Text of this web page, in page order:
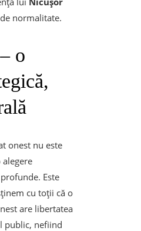
normalitate.
o
onest nu este
alegere
Este
cu toții că o
are libertatea
public, nefiind